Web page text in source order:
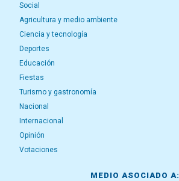
Social
Agricultura y medio ambiente
Ciencia y tecnología
Deportes
Educación
Fiestas
Turismo y gastronomía
Nacional
Internacional
Opinión
Votaciones
MEDIO ASOCIADO A: